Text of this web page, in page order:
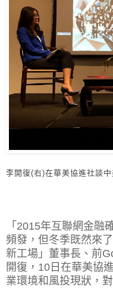
李開復(右)在華美協進社談
「2015年互聯網金融
頻發，但冬季既然來
新工場」董事長、前
開復，10日在華美協
業環境和風投現狀，